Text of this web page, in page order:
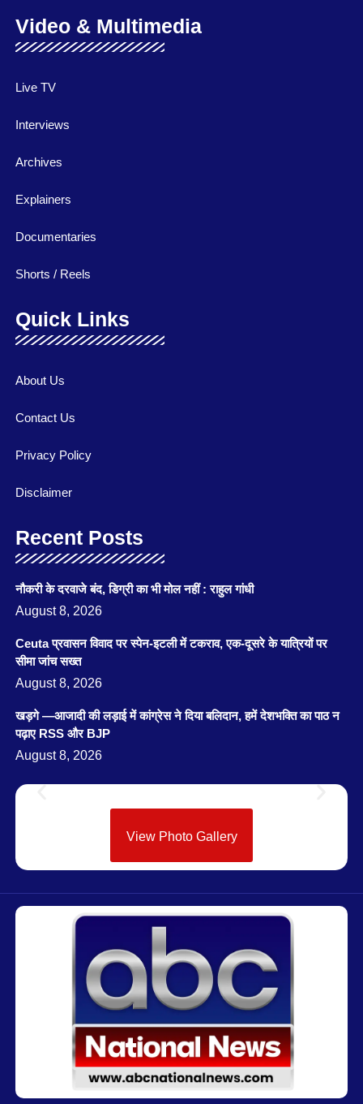
Video & Multimedia
Live TV
Interviews
Archives
Explainers
Documentaries
Shorts / Reels
Quick Links
About Us
Contact Us
Privacy Policy
Disclaimer
Recent Posts
नौकरी के दरवाजे बंद, डिग्री का भी मोल नहीं : राहुल गांधी
August 8, 2026
Ceuta प्रवासन विवाद पर स्पेन-इटली में टकराव, एक-दूसरे के यात्रियों पर
सीमा जांच सख्त
August 8, 2026
खड़गे —आजादी की लड़ाई में कांग्रेस ने दिया बलिदान, हमें देशभक्ति का पाठ न
पढ़ाए RSS और BJP
August 8, 2026
View Photo Gallery